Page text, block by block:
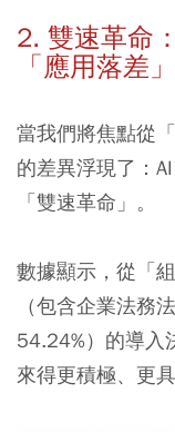
2. 雙速革命
「應用落差」
當我們將焦點從
的差異浮現了：
「雙速革命」。
數據顯示，從「
（包含企業法務
54.24%）的導入
來得更積極、更具